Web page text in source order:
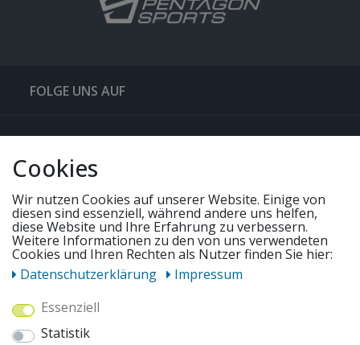
FOLGE UNS AUF
QUICKLINKS & TIPPS
UNSERE ANGEBOTE
WIR VERSENDEN MIT
Cookies
Wir nutzen Cookies auf unserer Website. Einige von
diesen sind essenziell, während andere uns helfen,
diese Website und Ihre Erfahrung zu verbessern.
Weitere Informationen zu den von uns verwendeten
Cookies und Ihren Rechten als Nutzer finden Sie hier:
Daten­schutz­erklärung
Impressum
Essenziell
Statistik